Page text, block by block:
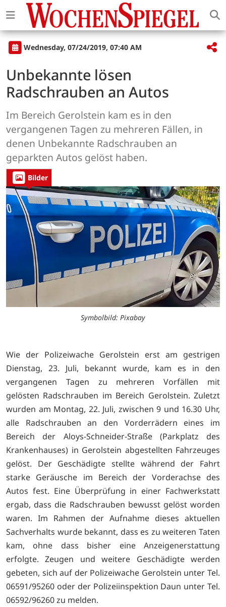
Wednesday, 07/24/2019, 07:40 AM
Unbekannte lösen
Radschrauben an Autos
Im Bereich Gerolstein kam es in den
vergangenen Tagen zu mehreren Fällen, in
denen Unbekannte Radschrauben an
geparkten Autos gelöst haben.
Bilder
Symbolbild: Pixabay
Wie der Polizeiwache Gerolstein erst am gestrigen
Dienstag, 23. Juli, bekannt wurde, kam es in den
vergangenen Tagen zu mehreren Vorfällen mit
gelösten Radschrauben im Bereich Gerolstein. Zuletzt
wurden am Montag, 22. Juli, zwischen 9 und 16.30 Uhr,
alle Radschrauben an den Vorderrädern eines im
Bereich der Aloys-Schneider-Straße (Parkplatz des
Krankenhauses) in Gerolstein abgestellten Fahrzeuges
gelöst. Der Geschädigte stellte während der Fahrt
starke Geräusche im Bereich der Vorderachse des
Autos fest. Eine Überprüfung in einer Fachwerkstatt
ergab, dass die Radschrauben bewusst gelöst worden
waren. Im Rahmen der Aufnahme dieses aktuellen
Sachverhalts wurde bekannt, dass es zu weiteren Taten
kam, ohne dass bisher eine Anzeigenerstattung
erfolgte. Zeugen und weitere Geschädigte werden
gebeten, sich auf der Polizeiwache Gerolstein unter Tel.
06591/95260 oder der Polizeiinspektion Daun unter Tel.
06592/96260 zu melden.